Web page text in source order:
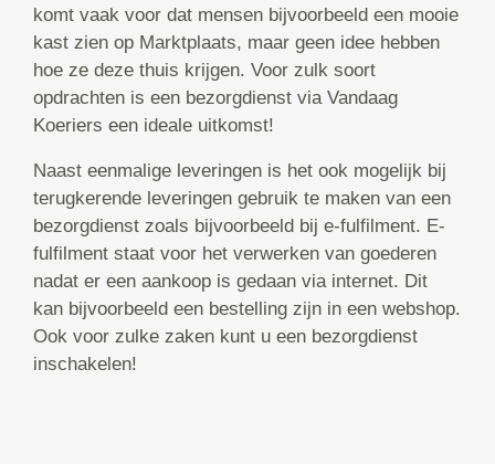
komt vaak voor dat mensen bijvoorbeeld een mooie
kast zien op Marktplaats, maar geen idee hebben
hoe ze deze thuis krijgen. Voor zulk soort
opdrachten is een bezorgdienst via Vandaag
Koeriers een ideale uitkomst!
Naast eenmalige leveringen is het ook mogelijk bij
terugkerende leveringen gebruik te maken van een
bezorgdienst zoals bijvoorbeeld bij e-fulfilment. E-
fulfilment staat voor het verwerken van goederen
nadat er een aankoop is gedaan via internet. Dit
kan bijvoorbeeld een bestelling zijn in een webshop.
Ook voor zulke zaken kunt u een bezorgdienst
inschakelen!